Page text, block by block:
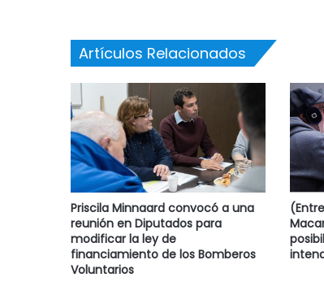
Artículos Relacionados
Priscila Minnaard convocó a una
reunión en Diputados para
modificar la ley de
financiamiento de los Bomberos
Voluntarios